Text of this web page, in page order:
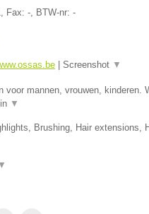
, Fax: -, BTW-nr: -
Screenshot ▼
voor mannen, vrouwen, kinderen.
▼
Brushing, Hair extensions,
▼